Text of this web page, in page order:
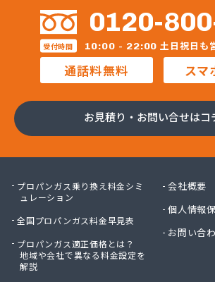
高山産業株式会社 笠岡支店/
高山産業株式会社 玉野支店/
高山産業株式会社 倉敷支店/
合田産業株式会社/
佐々木産業株式会社 LPガス/
細羽プロパン株式会社 充填所/
三愛オブリガス中国株式会社/
山営業所/
三和ガス株式会社/
山本プロパン/
山本プロパン商店/
0120-
受付時間 10:00 - 22:00 土日祝日も
通話料無料 スマ
お見積り・お問い合せはコ
プロパンガス乗り換え料金シミ
ュレーション
全国プロパンガス料金早見表
プロパンガス適正価格とは？
地域や会社で異なる料金設定を
解説
会社概要
個人情報
お問い合